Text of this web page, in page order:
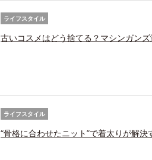
ライフスタイル
古いコスメはどう捨てる？マシンガンズ
ライフスタイル
“骨格に合わせたニット”で着太りが解決